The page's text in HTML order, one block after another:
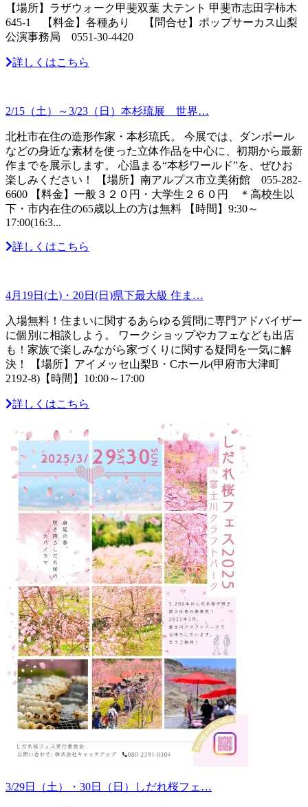
【場所】ラザウォーク甲斐双葉 大テント 甲斐市志田字柿木
645-1 【料金】各種あり 【問合せ】ポップサーカス山梨
公演事務局 0551-30-4420
詳しくはこちら
2/15（土）～3/23（日）本杉琉展 世界…
北杜市在住の造形作家・本杉琉氏。 今展では、ダンボール
などの身近な素材を使った立体作品を中心に、初期から最新
作までを展示します。 心温まる“本杉ワールド”を、ぜひお
楽しみください！ 【場所】南アルプス市立美術館 055-282-
6600 【料金】一般３２０円・大学生２６０円 ＊高校生以
下・市内在住の65歳以上の方は無料 【時間】9:30～
17:00(16:3...
詳しくはこちら
4月19日(土)・20日(日)県下最大級 住ま…
入場無料！住まいに関するあらゆる質問に専門アドバイザー
に個別に相談しよう。 ワークショップやカフェなども出店
も！家族で楽しみながら家づくりに関する疑問を一気に解
決！ 【場所】アイメッセ山梨B・Cホール(甲府市大津町
2192-8)【時間】10:00～17:00
詳しくはこちら
3/29日（土）・30日（日）しだれ桜フェ…